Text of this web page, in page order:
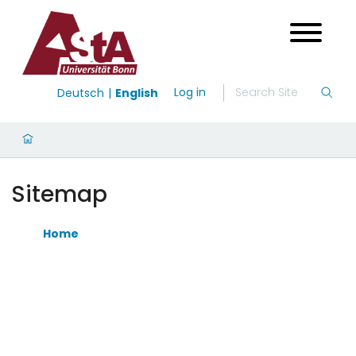
Deutsch English Log in
Sitemap
Home